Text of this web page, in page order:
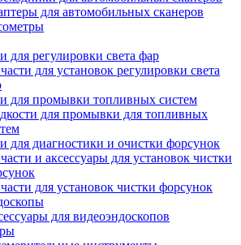
для автомобильных сканеров
для регулировки света фар
для установок регулировки света
для промывки топливных систем
для промывки для топливных
для диагностики и очистки форсунок
и аксессуары для установок чистки
для установок чистки форсунок
для видеоэндоскопов